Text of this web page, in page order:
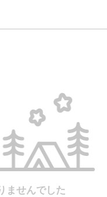
ませんでした